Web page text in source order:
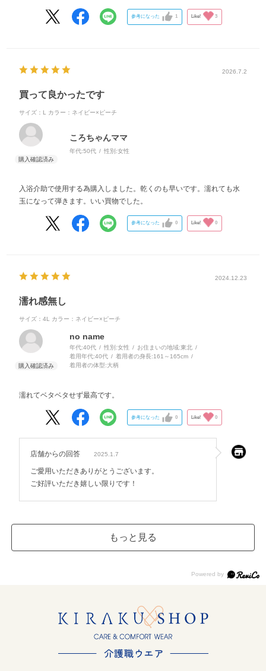
れば暑くなってからの外遊び用に良いのでは？と試しに購入！
しましたが…なんと！このウェアはカラッカラ！さらっさら！
風も涼やかに通り抜ける感じがして、とっても快適でした！
このウェアを相棒に夏の保育を乗り切ります！
参考になった 1 Like! 3
2026.7.2
買って良かったです
サイズ：L カラー：ネイビー×ピーチ
ころちゃんママ
年代:50代 性別:女性
入浴介助で使用する為購入しました。乾くのも早いです。濡れても水
玉になって弾きます。いい買物でした。
参考になった 0 Like! 0
2024.12.23
濡れ感無し
サイズ：4L カラー：ネイビー×ピーチ
no name
年代:40代 性別:女性 お住まいの地域:東北
着用年代:40代 着用者の身長:161～165cm
着用者の体型:大柄
濡れてベタベタせず最高です。
参考になった 0 Like! 0
店舗からの回答 2025.1.7
ご愛用いただきありがとうございます。
ご好評いただき嬉しい限りです！
もっと見る